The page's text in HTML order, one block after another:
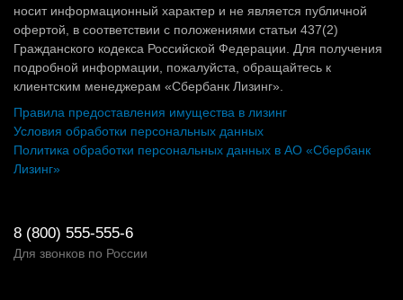
носит информационный характер и не является публичной
офертой, в соответствии с положениями статьи 437(2)
Гражданского кодекса Российской Федерации. Для получения
подробной информации, пожалуйста, обращайтесь к
клиентским менеджерам «Сбербанк Лизинг».
Правила предоставления имущества в лизинг
Условия обработки персональных данных
Политика обработки персональных данных в АО «Сбербанк
Лизинг»
8 (800) 555-555-6
Для звонков по России